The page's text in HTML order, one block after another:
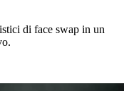
di face swap in un